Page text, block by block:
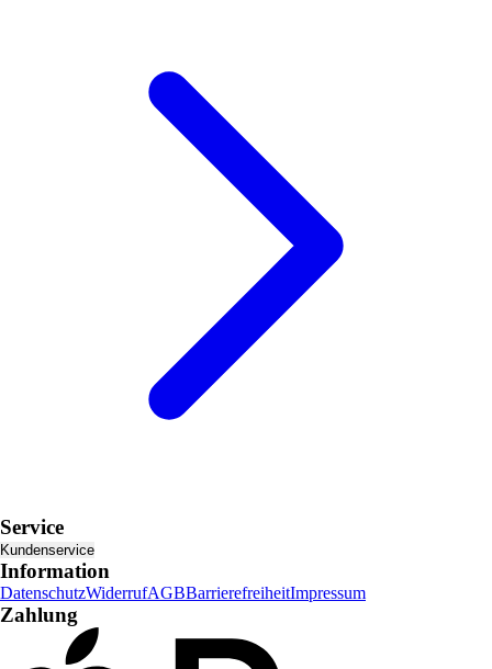
Service
Kundenservice
Information
DatenschutzWiderrufAGBBarrierefreiheitImpressum
Zahlung